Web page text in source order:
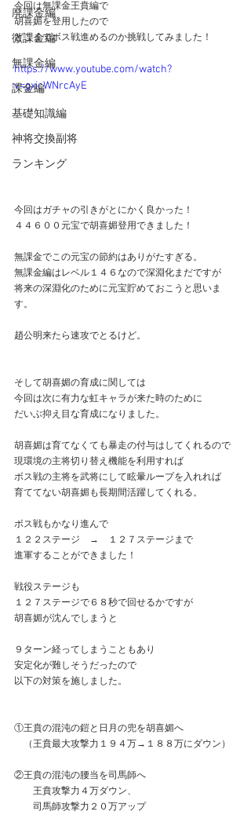
廃課金編
微課金編
無課金編
課金編
基礎知識編
神将交換副将
ランキング
今回は無課金王賁編で
胡喜媚を登用したので
どこまでボス戦進めるのか挑戦してみました！
https://www.youtube.com/watch?
v=gxicWNrcAyE
今回はガチャの引きがとにかく良かった！
４４６００元宝で胡喜媚登用できました！
無課金でこの元宝の節約はありがたすぎる。
無課金編はレベル１４６なので深淵化まだですが
将来の深淵化のために元宝貯めておこうと思いま
す。
趙公明来たら速攻でとるけど。
そして胡喜媚の育成に関しては
今回は次に有力な虹キャラが来た時のために
だいぶ抑え目な育成になりました。
胡喜媚は育てなくても暴走の付与はしてくれるので
現環境の主将切り替え機能を利用すれば
ボス戦の主将を武将にして眩暈ループを入れれば
育ててない胡喜媚も長期間活躍してくれる。
ボス戦もかなり進んで
１２２ステージ　→　１２７ステージまで
進軍することができました！
戦役ステージも
１２７ステージで６８秒で回せるかですが
胡喜媚が沈んでしまうと
９ターン経ってしまうこともあり
安定化が難しそうだったので
以下の対策を施しました。
①王賁の混沌の鎧と日月の兜を胡喜媚へ
（王賁最大攻撃力１９４万→１８８万にダウン）
②王賁の混沌の腰当を司馬師へ
王賁攻撃力４万ダウン、
司馬師攻撃力２０万アップ